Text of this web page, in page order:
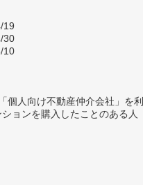
19
30
10
個人向け不動産仲介会社」を
ョンを購入したことのある人